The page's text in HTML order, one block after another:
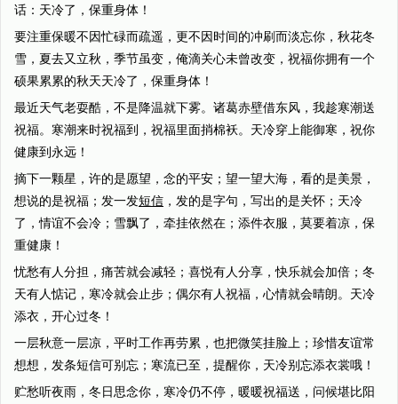
话：天冷了，保重身体！
要注重保暖不因忙碌而疏遥，更不因时间的冲刷而淡忘你，秋花冬
雪，夏去又立秋，季节虽变，俺滴关心未曾改变，祝福你拥有一个
硕果累累的秋天天冷了，保重身体！
最近天气老耍酷，不是降温就下雾。诸葛赤壁借东风，我趁寒潮送
祝福。寒潮来时祝福到，祝福里面捎棉袄。天冷穿上能御寒，祝你
健康到永远！
摘下一颗星，许的是愿望，念的平安；望一望大海，看的是美景，
想说的是祝福；发一发短信 ，发的是字句，写出的是关怀；天冷
了，情谊不会冷；雪飘了，牵挂依然在；添件衣服，莫要着凉，保
重健康！
忧愁有人分担，痛苦就会减轻；喜悦有人分享，快乐就会加倍；冬
天有人惦记，寒冷就会止步；偶尔有人祝福，心情就会晴朗。天冷
添衣，开心过冬！
一层秋意一层凉，平时工作再劳累，也把微笑挂脸上；珍惜友谊常
想想，发条短信可别忘；寒流已至，提醒你，天冷别忘添衣裳哦！
贮愁听夜雨，冬日思念你，寒冷仍不停，暖暖祝福送，问候堪比阳